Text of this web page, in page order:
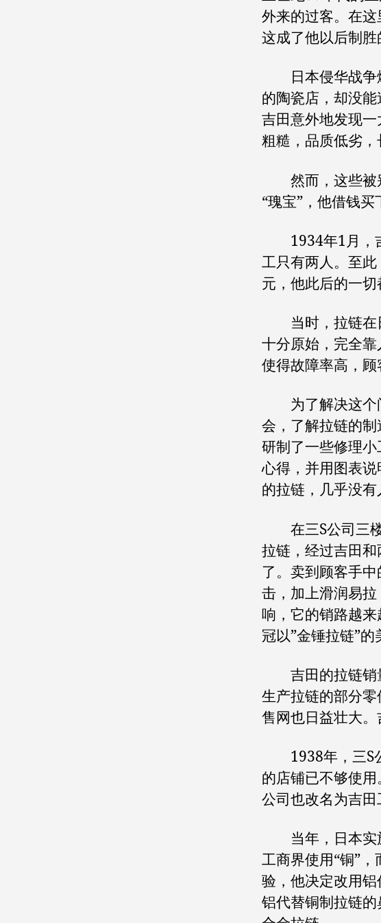
外来的过客。在
这成了他以后制胜
日本侵华战争
的陶瓷店，却没
吉田意外地发现
粗糙，品质低劣，
然而，这些被
“瑰宝”，他借钱买
1934年1月，吉
工只有两人。至
元，他此后的一切
当时，拉链在
十分原始，完全靠
使得故障率高，顾
为了解决这个
会，了解拉链的
研制了一些修理
心得，并用图表
的拉链，几乎没有
在三S公司三楼
拉链，经过吉田
了。卖到顾客手
击，加上滑润易
响，它的销路越
冠以”金锤拉链”的
吉田的拉链销
生产拉链的部分
售网也日益壮大。
1938年，三S公
的店铺已不够使
公司也改名为吉田
当年，日本实
工商界使用“铜”
验，他决定改用
铝代替铜制拉链